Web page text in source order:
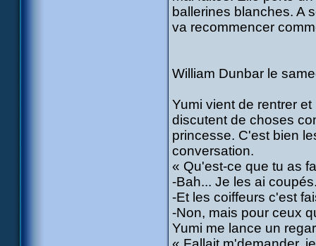
ballerines blanches. A
va recommencer
William Dunbar le
Yumi vient de rentrer
discutent de choses
princesse. C'est bien
conversation.
« Qu'est-ce que tu as
-Bah... Je les ai
-Et les coiffeurs c'est
-Non, mais pour ceux
Yumi me lance un